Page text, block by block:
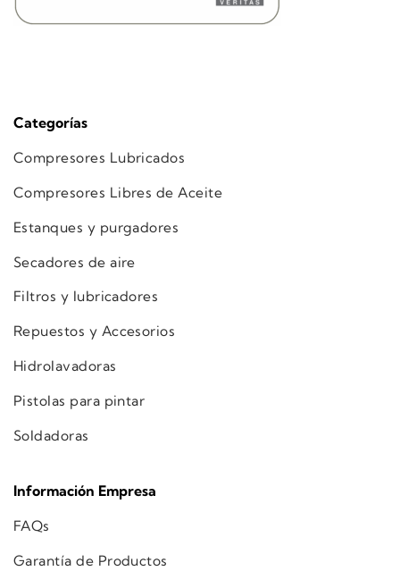
Categorías
Compresores Lubricados
Compresores Libres de Aceite
Estanques y purgadores
Secadores de aire
Filtros y lubricadores
Repuestos y Accesorios
Hidrolavadoras
Pistolas para pintar
Soldadoras
Información Empresa
FAQs
Garantía de Productos